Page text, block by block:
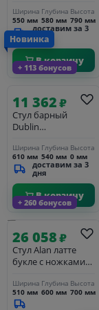
полулён (Q52-02),
черное основание
Ширина
550 мм
Глубина
580 мм
Высота
790 мм
доставим за 3
дня
В корзину
+ 113 бонусов
Новинка
11 362₽
Стул барный
Dublin
BLACK, серый твид
(LEO11)
Ширина
610 мм
Глубина
540 мм
Высота
0 мм
доставим за 3
дня
В корзину
+ 260 бонусов
26 058₽
Стул Alan латте
букле с ножками
Ширина
510 мм
Глубина
600 мм
Высота
700 мм